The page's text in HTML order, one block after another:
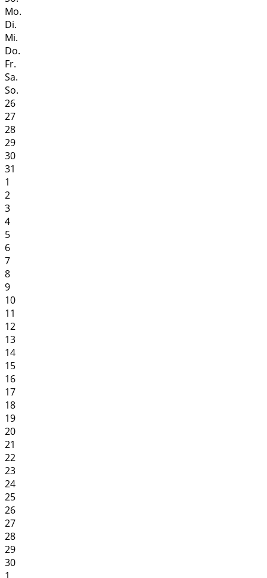
Mo.
Di.
Mi.
Do.
Fr.
Sa.
So.
26
27
28
29
30
31
1
2
3
4
5
6
7
8
9
10
11
12
13
14
15
16
17
18
19
20
21
22
23
24
25
26
27
28
29
30